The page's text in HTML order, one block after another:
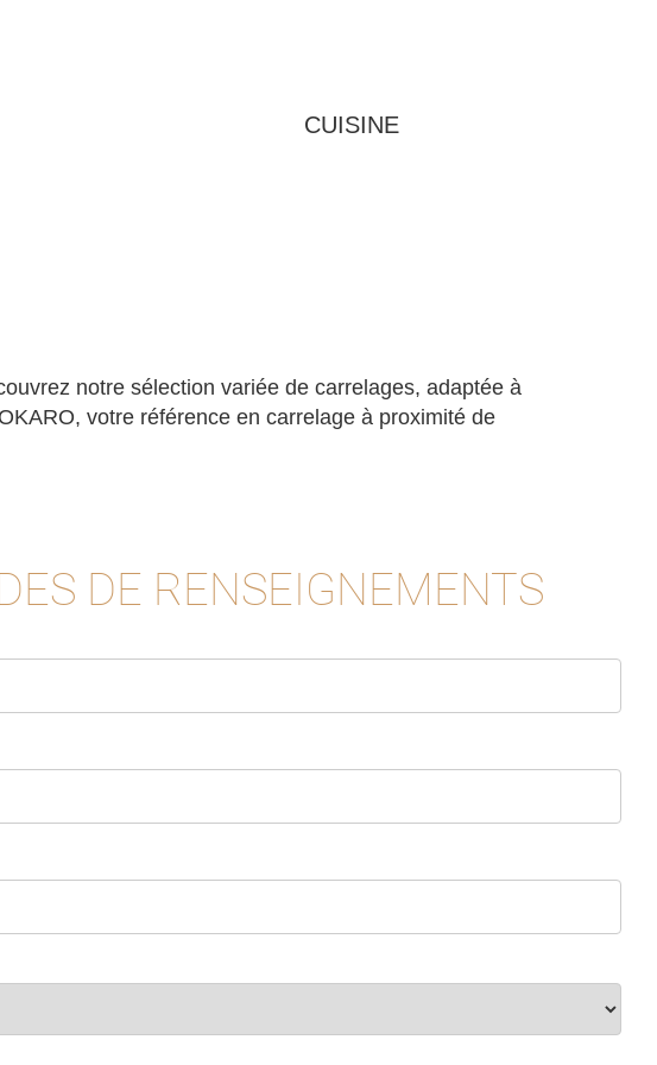
CUISINE
notre sélection variée de carrelages, adaptée à
votre référence en carrelage à proximité de
DE RENSEIGNEMENTS